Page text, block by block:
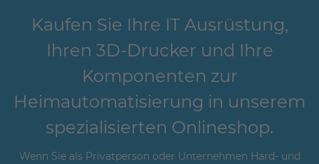
Kaufen Sie Ihre IT Ausrüstung,
Ihren 3D-Drucker und Ihre
Komponenten zur
Heimautomatisierung in unserem
spezialisierten Onlineshop.
Wenn Sie als Privatperson oder Unternehmen Hard- und